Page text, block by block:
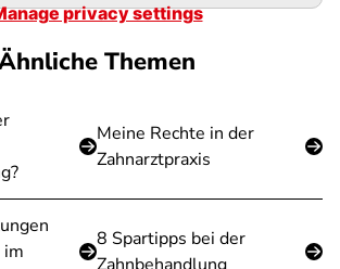
privacy settings
Themen
Meine Rechte in der
Zahnarztpraxis
im
8 Spartipps bei der